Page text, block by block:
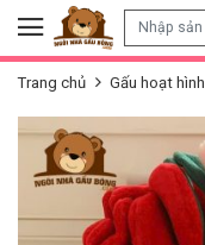
Skip to content
Trang chủ Gấu hoạt hình